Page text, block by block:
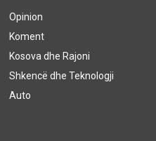
Opinion
Koment
Kosova dhe Rajoni
Shkencë dhe Teknologji
Auto